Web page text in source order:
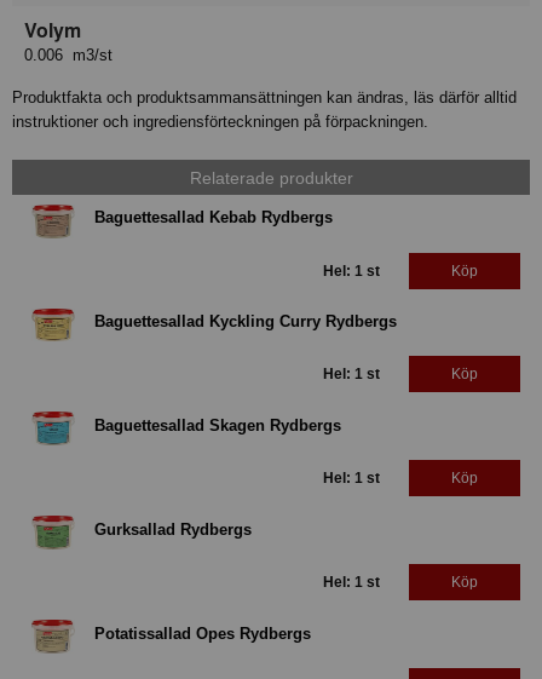
Volym
0.006 m3/st
Produktfakta och produktsammansättningen kan ändras, läs därför alltid
instruktioner och ingrediensförteckningen på förpackningen.
Relaterade produkter
Baguettesallad Kebab Rydbergs
Hel: 1 st Köp
Baguettesallad Kyckling Curry Rydbergs
Hel: 1 st Köp
Baguettesallad Skagen Rydbergs
Hel: 1 st Köp
Gurksallad Rydbergs
Hel: 1 st Köp
Potatissallad Opes Rydbergs